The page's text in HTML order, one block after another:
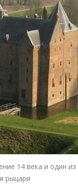
14 века и один
рыцаря